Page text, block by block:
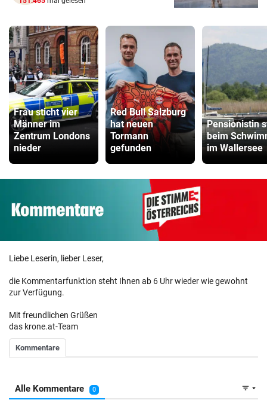
Frau sticht vier
Männer im
Zentrum Londons
nieder
Red Bull Salzburg
hat neuen
Tormann
gefunden
Pensionistin
beim
im Wallersee
Liebe Leserin, lieber Leser,
die Kommentarfunktion steht Ihnen ab 6 Uhr wieder wie gewohnt
zur Verfügung.
Mit freundlichen Grüßen
das krone.at-Team